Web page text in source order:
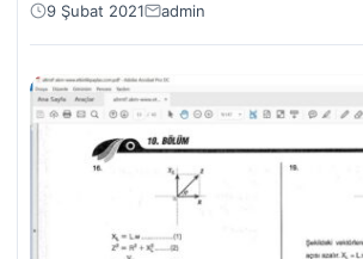
9 Şubat 2021 admin